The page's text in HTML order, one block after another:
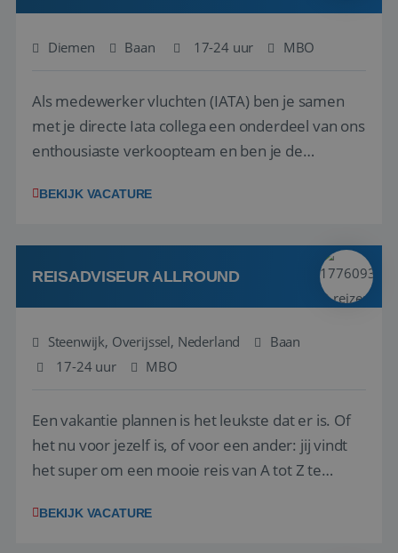
Diemen Baan 17-24 uur MBO
Als medewerker vluchten (IATA) ben je samen
met je directe Iata collega een onderdeel van ons
enthousiaste verkoopteam en ben je de
en tarieven waar je collega’s niet uitkomen.
kwaliteitsbewaking van alles wat met IATA te m...
BEKIJK VACATURE
REISADVISEUR ALLROUND
Steenwijk, Overijssel, Nederland
Baan
17-24 uur
MBO
Een vakantie plannen is het leukste dat er is. Of
het nu voor jezelf is, of voor een ander: jij vindt
het super om een mooie reis van A tot Z te
vakantiegangers de meest prachtige plekjes op
BEKIJK VACATURE